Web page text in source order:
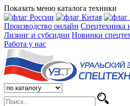
Показать меню каталога техники
Производство онлайн Спецтехника
Лизинг и субсидии Новинки
Работа у нас